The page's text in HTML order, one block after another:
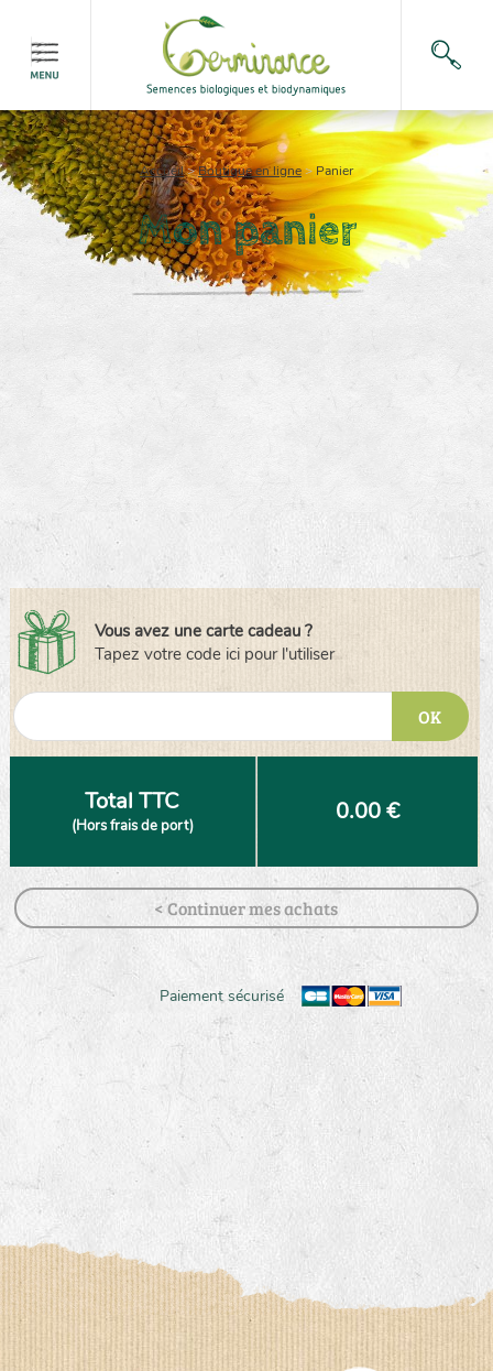
Accueil>Boutique en ligne>Panier
Mon panier
Vous avez une carte cadeau ?
Tapez votre code ici pour l'utiliser
OK
Total TTC
(Hors frais de port) 0.00 €
< Continuer mes achats
Paiement sécurisé